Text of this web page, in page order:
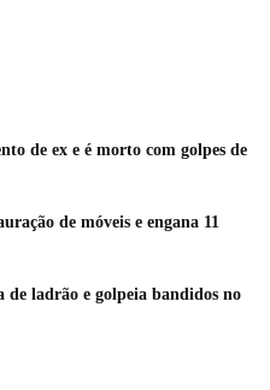
de ex e é morto com golpes de
de móveis e engana 11
de ladrão e golpeia bandidos no